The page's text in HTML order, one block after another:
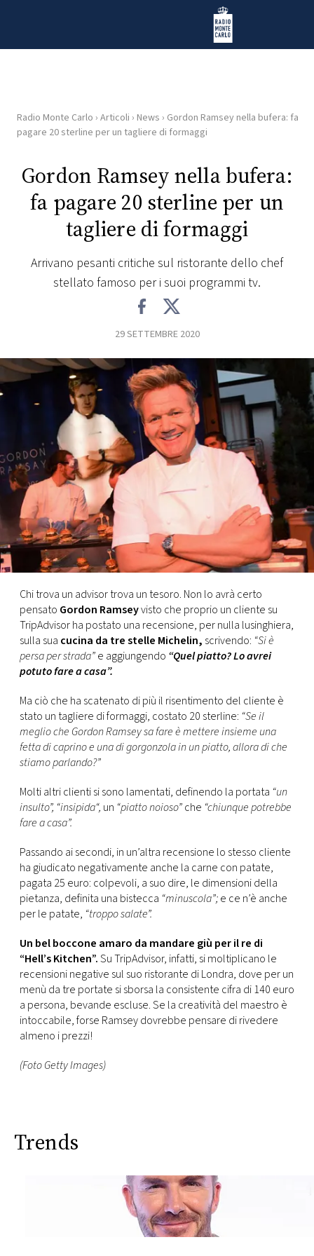
Radio Monte Carlo
HOME
RADIO
WEB
RADIO
PLAYLIST
CONCORSI
EVENTI
VIDEO
TV
PRINCIPATO
MONACO
RMC
CONSIGLIA
Radio Monte Carlo › Articoli › News › Gordon Ramsey nella bufera: fa
pagare 20 sterline per un tagliere di formaggi
Gordon Ramsey nella bufera:
fa pagare 20 sterline per un
tagliere di formaggi
Arrivano pesanti critiche sul ristorante dello chef
stellato famoso per i suoi programmi tv.
29 SETTEMBRE 2020
Chi trova un advisor trova un tesoro. Non lo avrà certo
pensato Gordon Ramseyvisto che proprio un cliente su
TripAdvisor ha postato una recensione, per nulla lusinghiera,
sulla sua cucina da tre stelle Michelin, scrivendo: “Si è
persa per strada”e aggiungendo “Quel piatto? Lo avrei
potuto fare a casa”.
Ma ciò che ha scatenato di più il risentimento del cliente è
stato un tagliere di formaggi, costato 20 sterline: “Se il
meglio che Gordon Ramsey sa fare è mettere insieme una
fetta di caprino e una di gorgonzola in un piatto, allora di che
stiamo parlando?”
Molti altri clienti si sono lamentati, definendo la portata “un
insulto”, “insipida“, un “piatto noioso”che “chiunque potrebbe
fare a casa”.
Passando ai secondi, in un’altra recensione lo stesso cliente
ha giudicato negativamente anche la carne con patate,
pagata 25 euro: colpevoli, a suo dire, le dimensioni della
pietanza, definita una bistecca “minuscola”;e ce n’è anche
per le patate, “troppo salate”.
Un bel boccone amaro da mandare giù per il re di
“Hell’s Kitchen”.Su TripAdvisor, infatti, si moltiplicano le
recensioni negative sul suo ristorante di Londra, dove per un
menù da tre portate si sborsa la consistente cifra di 140 euro
a persona, bevande escluse. Se la creatività del maestro è
intoccabile, forse Ramsey dovrebbe pensare di rivedere
almeno i prezzi!
(Foto Getty Images)
Trends